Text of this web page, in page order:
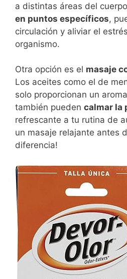
a distintas áreas del
en puntos específicos,
circulación y aliviar el
organismo.
Otra opción es el masaje
Los aceites como el de
solo proporcionan un
también pueden calmar la
refrescante a tu rutina de
un masaje relajante antes
diferencia!